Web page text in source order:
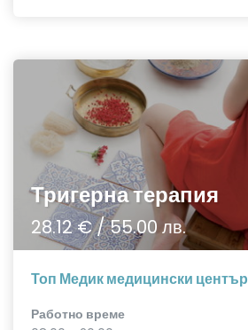
Тригерна терапия
28.12 € / 55.00 лв.
Топ Медик медицински център
Работно време